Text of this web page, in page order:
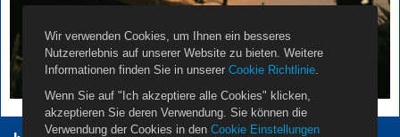
Wir verwenden Cookies, um Ihnen ein besseres
Nutzererlebnis auf unserer Website zu bieten. Weitere
Informationen finden Sie in unserer Cookie Richtlinie.
Wenn Sie auf "Ich akzeptiere alle Cookies" klicken,
akzeptieren Sie deren Verwendung. Sie können die
Verwendung der Cookies in den Cookie Einstellungen